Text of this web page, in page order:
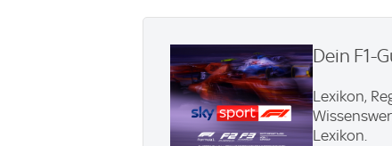
Dein F1-
Lexikon,
Lexikon.